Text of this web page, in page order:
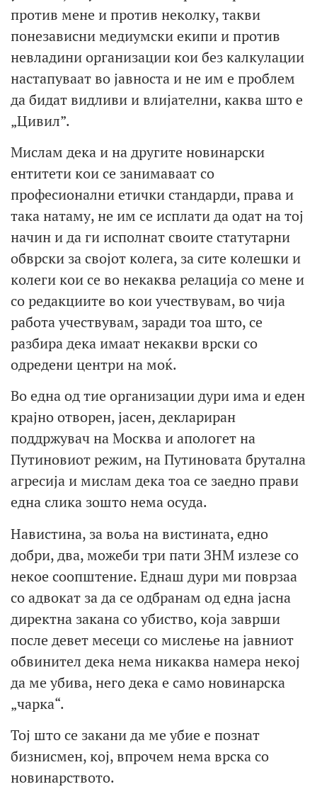
против мене и против неколку, такви
понезависни медиумски екипи и против
невладини организации кои без калкулации
настапуваат во јавноста и не им е проблем
да бидат видливи и влијателни, каква што е
„Цивил”.
Мислам дека и на другите новинарски
ентитети кои се занимаваат со
професионални етички стандарди, права и
така натаму, не им се исплати да одат на тој
начин и да ги исполнат своите статутарни
обврски за својот колега, за сите колешки и
колеги кои се во некаква релација со мене и
со редакциите во кои учествувам, во чија
работа учествувам, заради тоа што, се
разбира дека имаат некакви врски со
одредени центри на моќ.
Во една од тие организации дури има и еден
крајно отворен, јасен, деклариран
поддржувач на Москва и апологет на
Путиновиот режим, на Путиновата брутална
агресија и мислам дека тоа се заедно прави
една слика зошто нема осуда.
Навистина, за воља на вистината, едно
добри, два, можеби три пати ЗНМ излезе со
некое соопштение. Еднаш дури ми поврзаа
со адвокат за да се одбранам од една јасна
директна закана со убиство, која заврши
после девет месеци со мислење на јавниот
обвинител дека нема никаква намера некој
да ме убива, него дека е само новинарска
„чарка“.
Тој што се закани да ме убие е познат
бизнисмен, кој, впрочем нема врска со
новинарството.